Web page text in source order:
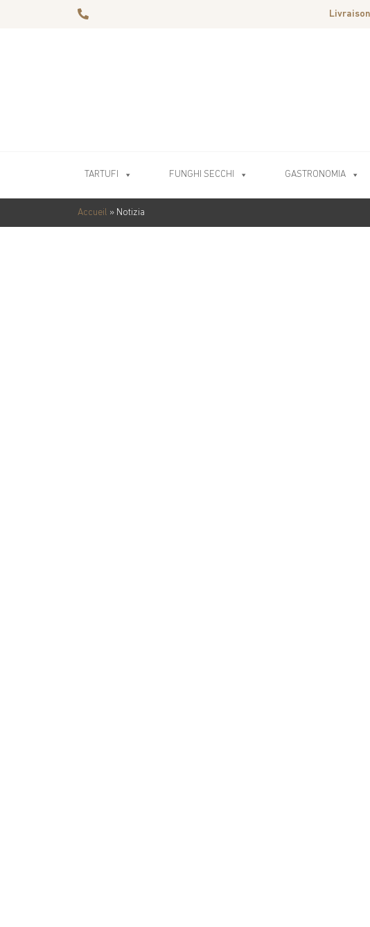
TARTUFI FUNGHI SECCHI GASTRONOMIA
Accueil » Notizia